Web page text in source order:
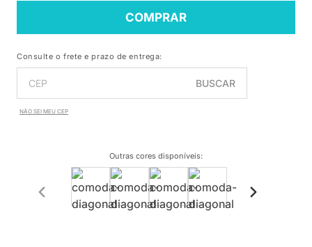
COMPRAR
Consulte o frete e prazo de entrega:
BUSCAR
NÃO SEI MEU CEP
Outras cores disponíveis: